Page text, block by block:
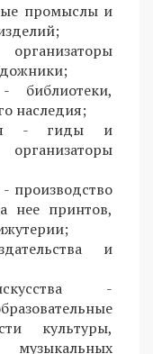
промыслы и
библиотеки,
наследия;
- гиды и
производство
нее принтов,
и
-
культуры,